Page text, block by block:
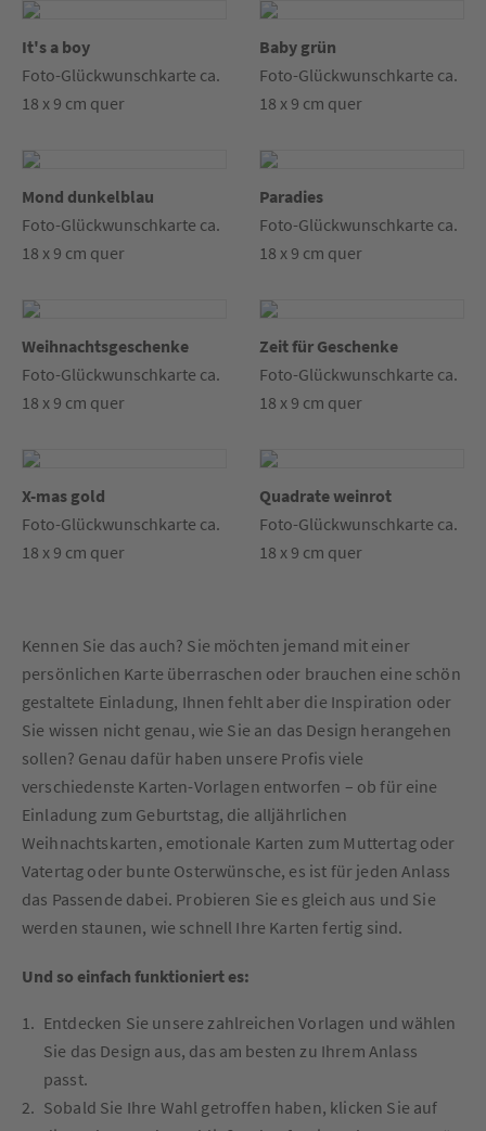
It's a boy
Foto-Glückwunschkarte ca.
18 x 9 cm quer
Baby grün
Foto-Glückwunschkarte ca.
18 x 9 cm quer
Mond dunkelblau
Foto-Glückwunschkarte ca.
18 x 9 cm quer
Paradies
Foto-Glückwunschkarte ca.
18 x 9 cm quer
Weihnachtsgeschenke
Foto-Glückwunschkarte ca.
18 x 9 cm quer
Zeit für Geschenke
Foto-Glückwunschkarte ca.
18 x 9 cm quer
X-mas gold
Foto-Glückwunschkarte ca.
18 x 9 cm quer
Quadrate weinrot
Foto-Glückwunschkarte ca.
18 x 9 cm quer
Kennen Sie das auch? Sie möchten jemand mit einer
persönlichen Karte überraschen oder brauchen eine schön
gestaltete Einladung, Ihnen fehlt aber die Inspiration oder
Sie wissen nicht genau, wie Sie an das Design herangehen
sollen? Genau dafür haben unsere Profis viele
verschiedenste Karten-Vorlagen entworfen – ob für eine
Einladung zum Geburtstag, die alljährlichen
Weihnachtskarten, emotionale Karten zum Muttertag oder
Vatertag oder bunte Osterwünsche, es ist für jeden Anlass
das Passende dabei. Probieren Sie es gleich aus und Sie
werden staunen, wie schnell Ihre Karten fertig sind.
Und so einfach funktioniert es:
Entdecken Sie unsere zahlreichen Vorlagen und wählen
Sie das Design aus, das am besten zu Ihrem Anlass
passt.
Sobald Sie Ihre Wahl getroffen haben, klicken Sie auf